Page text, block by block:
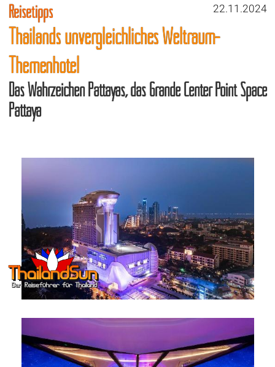
22.11.2024
Reisetipps
Thailands unvergleichliches Weltraum-
Themenhotel
Das Wahrzeichen Pattayas, das Grande Center Point Space
Pattaya